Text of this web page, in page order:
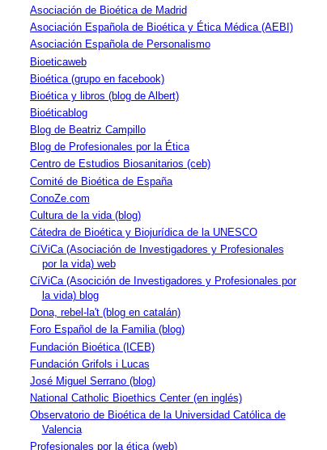
Asociación de Bioética de Madrid
Asociación Española de Bioética y Ética Médica (AEBI)
Asociación Española de Personalismo
Bioeticaweb
Bioética (grupo en facebook)
Bioética y libros (blog de Albert)
Bioéticablog
Blog de Beatriz Campillo
Blog de Profesionales por la Ética
Centro de Estudios Biosanitarios (ceb)
Comité de Bioética de España
ConoZe.com
Cultura de la vida (blog)
Cátedra de Bioética y Biojurídica de la UNESCO
CíViCa (Asociación de Investigadores y Profesionales
por la vida) web
CíViCa (Asocición de Investigadores y Profesionales por
la vida) blog
Dona, rebel-la't (blog en catalán)
Foro Español de la Familia (blog)
Fundación Bioética (ICEB)
Fundación Grifols i Lucas
José Miguel Serrano (blog)
National Catholic Bioethics Center (en inglés)
Observatorio de Bioética de la Universidad Católica de
Valencia
Profesionales por la ética (web)